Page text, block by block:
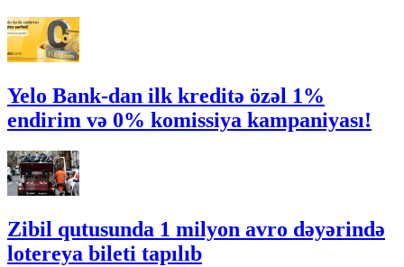
Yelo Bank-dan ilk kreditə özəl 1%
endirim və 0% komissiya kampaniyası!
Zibil qutusunda 1 milyon avro dəyərində
lotereya bileti tapılıb